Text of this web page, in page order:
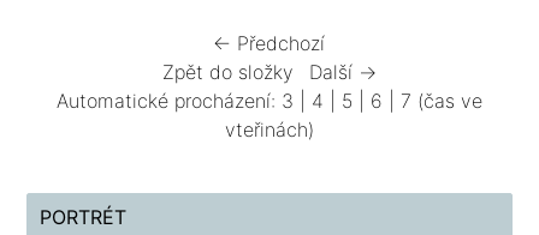
← Předchozí
Zpět do složky
Další →
Automatické procházení: 3 4 5 6 7 (čas ve
vteřinách)
PORTRÉT